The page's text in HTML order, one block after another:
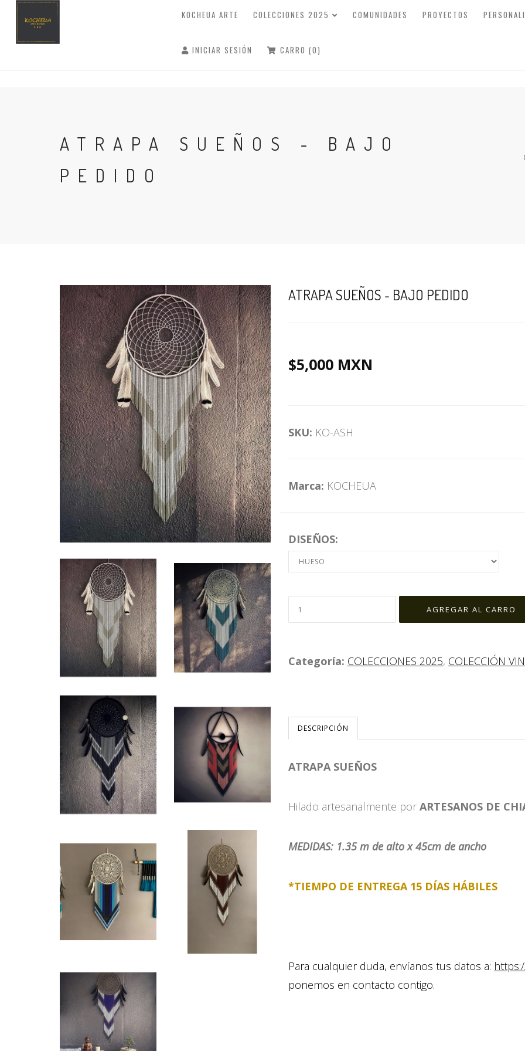
KOCHEUA ARTE COLECCIONES 2025 COMUNIDADES PROYECTOS
INICIAR SESIÓN CARRO (0)
ATRAPA SUEÑOS - BAJO
PEDIDO
ATRAPA SUEÑOS - BAJO PEDIDO
$5,000 MXN
SKU: KO-ASH
Marca: KOCHEUA
DISEÑOS:
Categoría: COLECCIONES 2025, COLECCIÓN
DESCRIPCIÓN
ATRAPA SUEÑOS
Hilado artesanalmente por ARTESANOS DE
MEDIDAS: 1.35 m de alto x 45cm de ancho
*TIEMPO DE ENTREGA 15 DÍAS HÁBILES
Para cualquier duda, envíanos tus datos a:
ponemos en contacto contigo.